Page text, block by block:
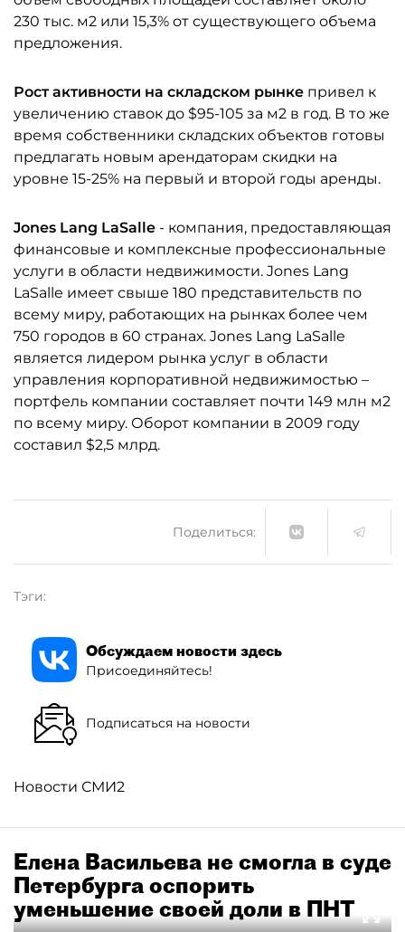
230 тыс. м2 или 15,3% от существующего объема
предложения.
Рост активности на складском рынке привел к
увеличению ставок до $95-105 за м2 в год. В то же
время собственники складских объектов готовы
предлагать новым арендаторам скидки на
уровне 15-25% на первый и второй годы аренды.
Jones Lang LaSalle - компания, предоставляющая
финансовые и комплексные профессиональные
услуги в области недвижимости. Jones Lang
LaSalle имеет свыше 180 представительств по
всему миру, работающих на рынках более чем
750 городов в 60 странах. Jones Lang LaSalle
является лидером рынка услуг в области
управления корпоративной недвижимостью –
портфель компании составляет почти 149 млн м2
по всему миру. Оборот компании в 2009 году
составил $2,5 млрд.
Поделиться:
Тэги:
Обсуждаем новости здесь
Присоединяйтесь!
Подписаться на новости
Новости СМИ2
Елена Васильева не смогла в суде
Петербурга оспорить
уменьшение своей доли в ПНТ